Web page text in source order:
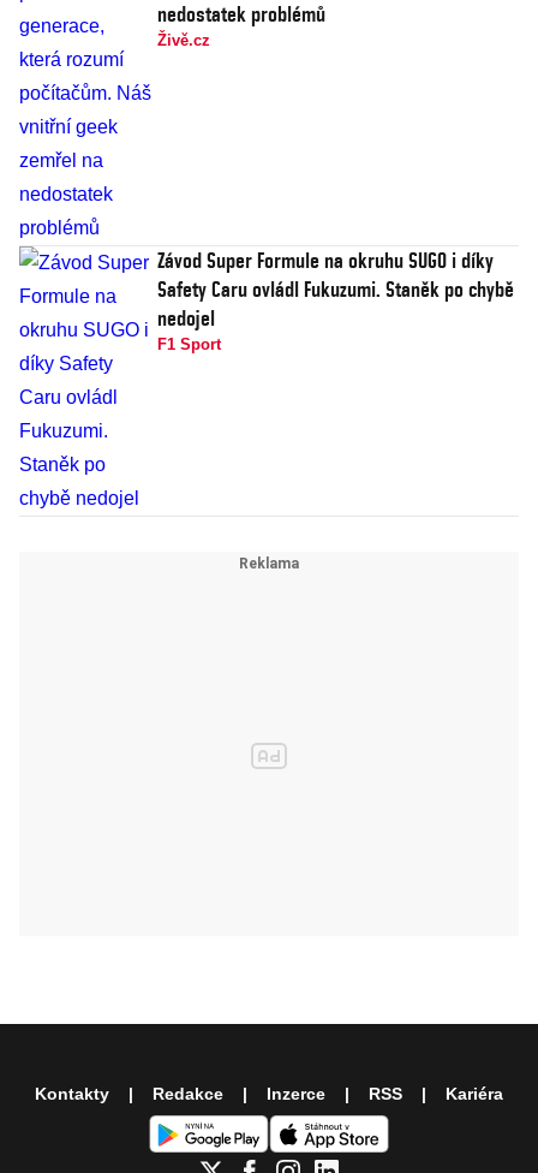
nedostatek problémů
Živě.cz
Závod Super Formule na okruhu SUGO i díky
Safety Caru ovládl Fukuzumi. Staněk po chybě
nedojel
F1 Sport
Kontakty Redakce Inzerce RSS Kariéra